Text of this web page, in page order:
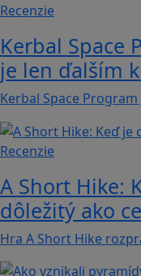
Recenzie
Kerbal Space
je len ďalším
Kerbal Space
Recenzie
A Short Hike:
dôležitý ako
Hra A Short Hike